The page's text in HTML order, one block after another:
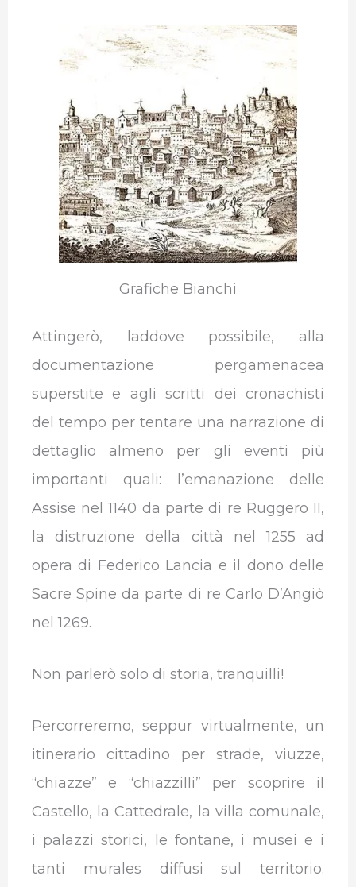
Grafiche Bianchi
Attingerò, laddove possibile, alla
documentazione pergamenacea
superstite e agli scritti dei cronachisti
del tempo per tentare una narrazione di
dettaglio almeno per gli eventi più
importanti quali: l’emanazione delle
Assise nel 1140 da parte di re Ruggero II,
la distruzione della città nel 1255 ad
opera di Federico Lancia e il dono delle
Sacre Spine da parte di re Carlo D’Angiò
nel 1269.
Non parlerò solo di storia, tranquilli!
Percorreremo, seppur virtualmente, un
itinerario cittadino per strade, viuzze,
“chiazze” e “chiazzilli” per scoprire il
Castello, la Cattedrale, la villa comunale,
i palazzi storici, le fontane, i musei e i
tanti murales diffusi sul territorio.